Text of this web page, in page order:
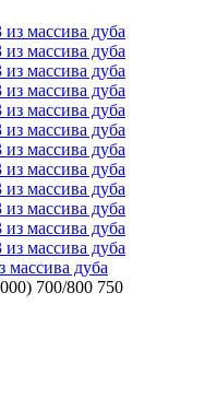
массива дуба
700/800 750